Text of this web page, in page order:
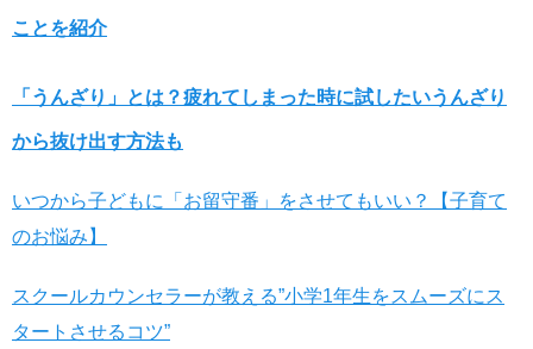
ことを紹介
「うんざり」とは？疲れてしまった時に試したいうんざり
から抜け出す方法も
いつから子どもに「お留守番」をさせてもいい？【子育て
のお悩み】
スクールカウンセラーが教える”小学1年生をスムーズにス
タートさせるコツ”